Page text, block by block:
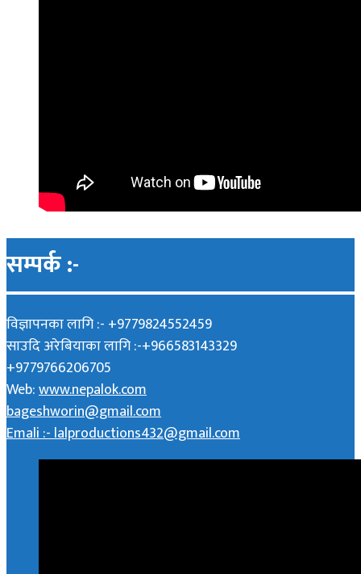
सम्पर्क :-
विज्ञापनका लागि :- +9779824552459
साउदि अरेबियाका लागि :-+966583143329
+9779766206705
Web:www.nepalok.com
bageshworin@gmail.com
Emali :- lalproductions432@gmail.com